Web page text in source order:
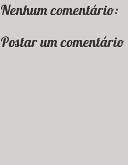
Nenhum comentário:
Postar um comentário